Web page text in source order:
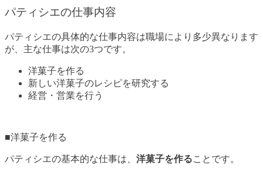
パティシエの仕事内容
パティシエの具体的な仕事内容は職場により多少異なります
が、主な仕事は次の3つです。
洋菓子を作る
新しい洋菓子のレシピを研究する
経営・営業を行う
■洋菓子を作る
パティシエの基本的な仕事は、 洋菓子を作ることです。